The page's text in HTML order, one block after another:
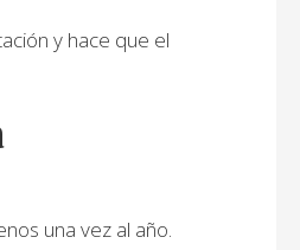
y hace que el
una vez al año.